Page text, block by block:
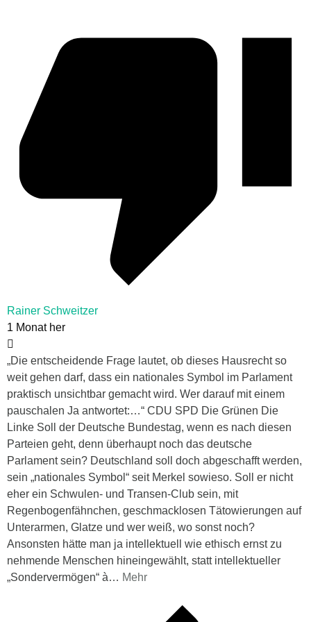
Rainer Schweitzer
1 Monat her
„Die entscheidende Frage lautet, ob dieses Hausrecht so
weit gehen darf, dass ein nationales Symbol im Parlament
praktisch unsichtbar gemacht wird. Wer darauf mit einem
pauschalen Ja antwortet:…“ CDU SPD Die Grünen Die
Linke Soll der Deutsche Bundestag, wenn es nach diesen
Parteien geht, denn überhaupt noch das deutsche
Parlament sein? Deutschland soll doch abgeschafft werden,
sein „nationales Symbol“ seit Merkel sowieso. Soll er nicht
eher ein Schwulen- und Transen-Club sein, mit
Regenbogenfähnchen, geschmacklosen Tätowierungen auf
Unterarmen, Glatze und wer weiß, wo sonst noch?
Ansonsten hätte man ja intellektuell wie ethisch ernst zu
nehmende Menschen hineingewählt, statt intellektueller
„Sondervermögen“ à… Mehr